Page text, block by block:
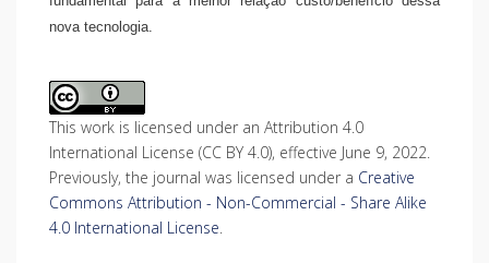
nova tecnologia.
This work is licensed under an Attribution 4.0
International License (CC BY 4.0), effective June 9, 2022.
Previously, the journal was licensed under a Creative
Commons Attribution - Non-Commercial - Share Alike
4.0 International License.